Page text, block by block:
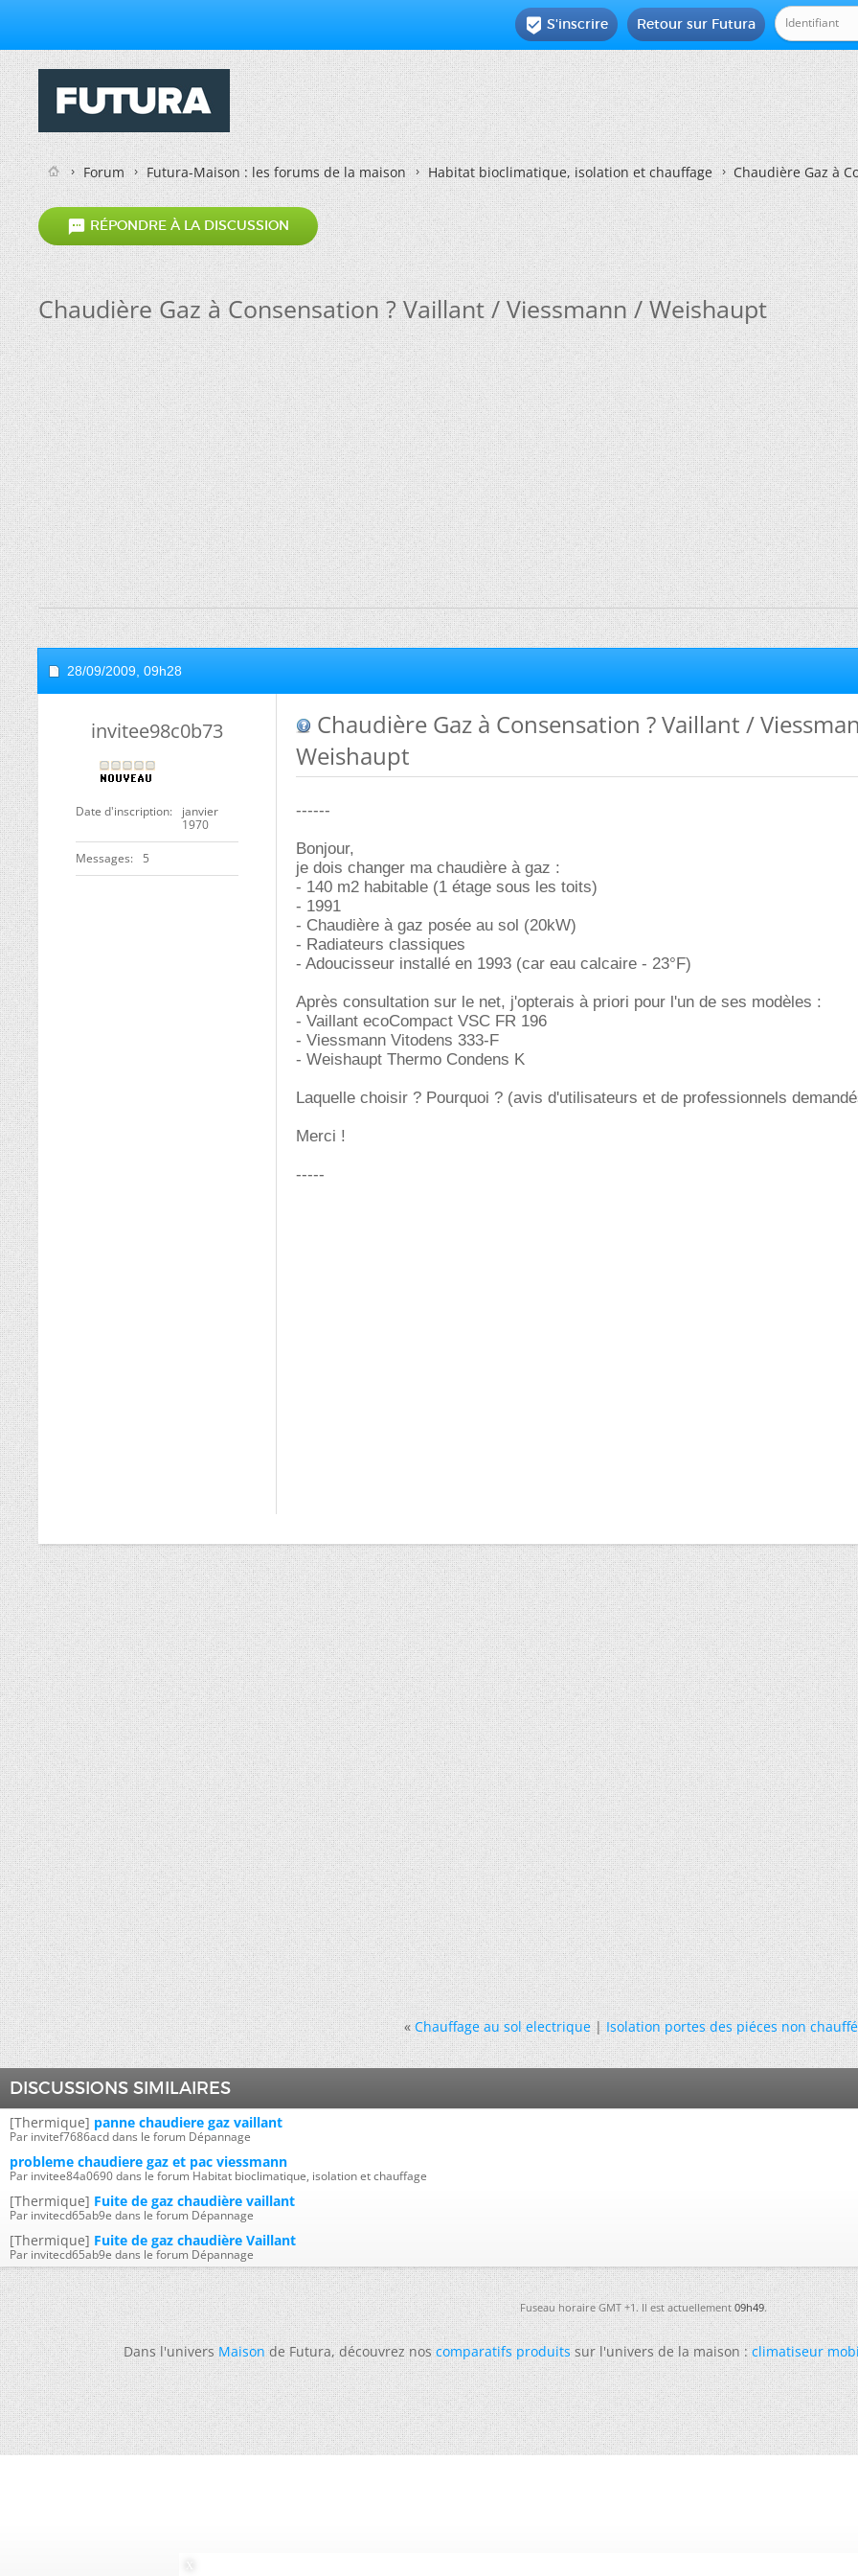
Retour sur Futura
 S'inscrire
Forum Futura-Maison : les forums de la maison Habitat bioclimatique, isolation et chauffage Chaudière Gaz à
 RÉPONDRE À LA DISCUSSION
Chaudière Gaz à Consensation ? Vaillant / Viessmann / Weishaupt
28/09/2009, 09h28
invitee98c0b73
Date d'inscription
janvier
1970
Messages 5
Chaudière Gaz à Consensation ? Vaillant /
Weishaupt
------
Bonjour,
je dois changer ma chaudière à gaz :
- 140 m2 habitable (1 étage sous les toits)
- 1991
- Chaudière à gaz posée au sol (20kW)
- Radiateurs classiques
- Adoucisseur installé en 1993 (car eau calcaire - 23°F)
Après consultation sur le net, j'opterais à priori pour l'un de ses modèles :
- Vaillant ecoCompact VSC FR 196
- Viessmann Vitodens 333-F
- Weishaupt Thermo Condens K
Laquelle choisir ? Pourquoi ? (avis d'utilisateurs et de professionnels
Merci !
-----
« Chauffage au sol electrique|Isolation portes des piéces non
DISCUSSIONS SIMILAIRES
[Thermique] panne chaudiere gaz vaillant
Par invitef7686acd dans le forum Dépannage
probleme chaudiere gaz et pac viessmann
Par invitee84a0690 dans le forum Habitat bioclimatique, isolation et chauffage
[Thermique] Fuite de gaz chaudière vaillant
Par invitecd65ab9e dans le forum Dépannage
[Thermique] Fuite de gaz chaudière Vaillant
Par invitecd65ab9e dans le forum Dépannage
Fuseau horaire GMT +1. Il est actuellement09h49.
Dans l'universMaisonde Futura, découvrez noscomparatifs produitssur l'univers de la maison :climatiseur